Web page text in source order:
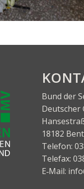
Bund der
Deut­scher
18182
Tele­fon:
Tele­fax:
E‑Mail: